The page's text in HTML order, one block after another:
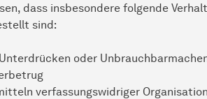
dass insbesondere folgende
sind:
oder
verfassungswidriger